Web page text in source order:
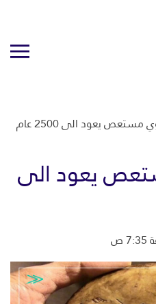
يعود الى 2500 عام
يعود الى